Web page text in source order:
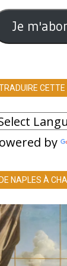
Je
by
NAPLES À